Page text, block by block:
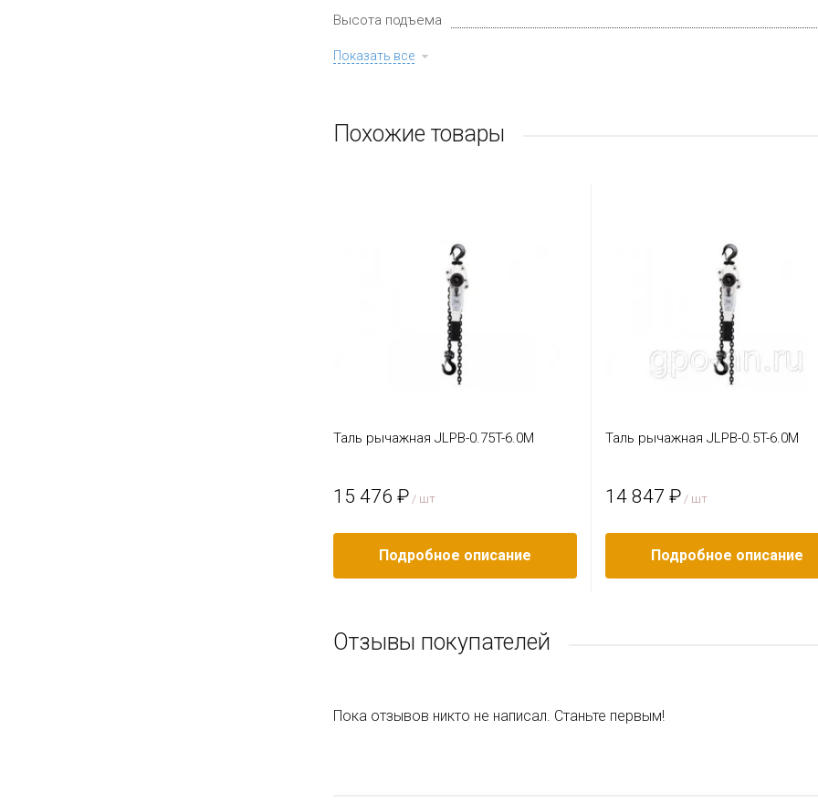
Высота подъема
Показать все
Похожие товары
Таль рычажная JLPB-0.75T-6.0M
15 476 ₽ / шт
Подробное описание
Таль рычажная JLPB-0.5T-6.0M
14 847 ₽ / шт
Подробное описание
Отзывы покупателей
Пока отзывов никто не написал. Станьте первым!